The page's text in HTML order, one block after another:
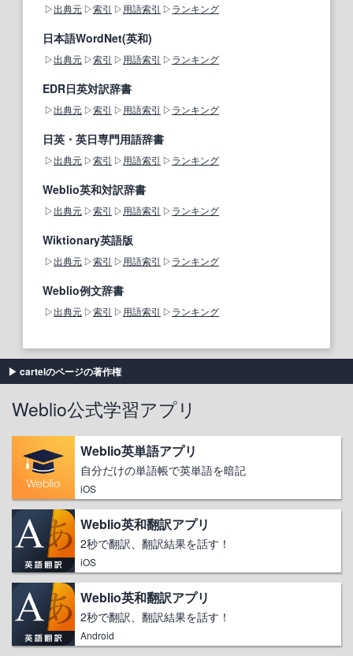
出典元 索引 用語索引 ランキング
日本語WordNet(英和)
出典元 索引 用語索引 ランキング
EDR日英対訳辞書
出典元 索引 用語索引 ランキング
日英・英日専門用語辞書
出典元 索引 用語索引 ランキング
Weblio英和対訳辞書
出典元 索引 用語索引 ランキング
Wiktionary英語版
出典元 索引 用語索引 ランキング
Weblio例文辞書
出典元 索引 用語索引 ランキング
cartelのページの著作権
Weblio公式学習アプリ
Weblio英単語アプリ
自分だけの単語帳で英単語を暗記
iOS
Weblio英和翻訳アプリ
2秒で翻訳、翻訳結果を話す！
iOS
Weblio英和翻訳アプリ
2秒で翻訳、翻訳結果を話す！
Android